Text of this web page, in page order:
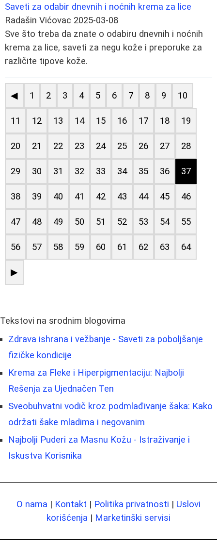
Saveti za odabir dnevnih i noćnih krema za lice
Radašin Vićovac 2025-03-08
Sve što treba da znate o odabiru dnevnih i noćnih
krema za lice, saveti za negu kože i preporuke za
različite tipove kože.
◀ 1 2 3 4 5 6 7 8 9 10
11 12 13 14 15 16 17 18 19
20 21 22 23 24 25 26 27 28
29 30 31 32 33 34 35 36 37
38 39 40 41 42 43 44 45 46
47 48 49 50 51 52 53 54 55
56 57 58 59 60 61 62 63 64
▶
Tekstovi na srodnim blogovima
Zdrava ishrana i vežbanje - Saveti za poboljšanje
fizičke kondicije
Krema za Fleke i Hiperpigmentaciju: Najbolji
Rešenja za Ujednačen Ten
Sveobuhvatni vodič kroz podmlađivanje šaka: Kako
održati šake mladima i negovanim
Najbolji Puderi za Masnu Kožu - Istraživanje i
Iskustva Korisnika
O nama | Kontakt | Politika privatnosti | Uslovi
korišćenja | Marketinški servisi